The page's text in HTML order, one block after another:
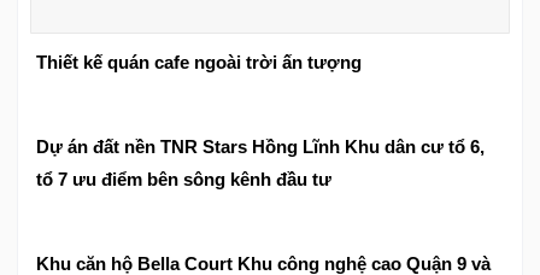
Thiết kế quán cafe ngoài trời ấn tượng
Dự án đất nền TNR Stars Hồng Lĩnh Khu dân cư tổ 6,
tổ 7 ưu điểm bên sông kênh đầu tư
Khu căn hộ Bella Court Khu công nghệ cao Quận 9 và